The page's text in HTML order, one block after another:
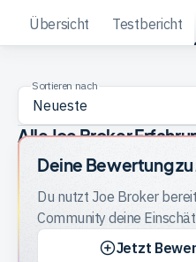
Trading
Finanzen
Anleihen
Übersicht Testbericht
Sortieren nach
Alle Joe Broker
Deine Bewertung zu
Du nutzt Joe Broker
Community deine
Jetzt